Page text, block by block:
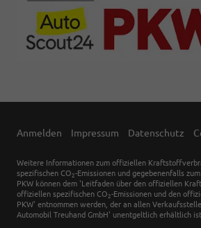
Anmelden Impressum Datenschutz
Weitere Informationen zum offiziellen
spezifischen CO 2-Emissionen und gegebenenfalls
PKW können dem 'Leitfaden über den offiziellen
offiziellen spezifischen CO 2-Emissionen und den
PKW' entnommen werden, der an allen
Automobil Treuhand GmbH' unentgeltlich erhältlich